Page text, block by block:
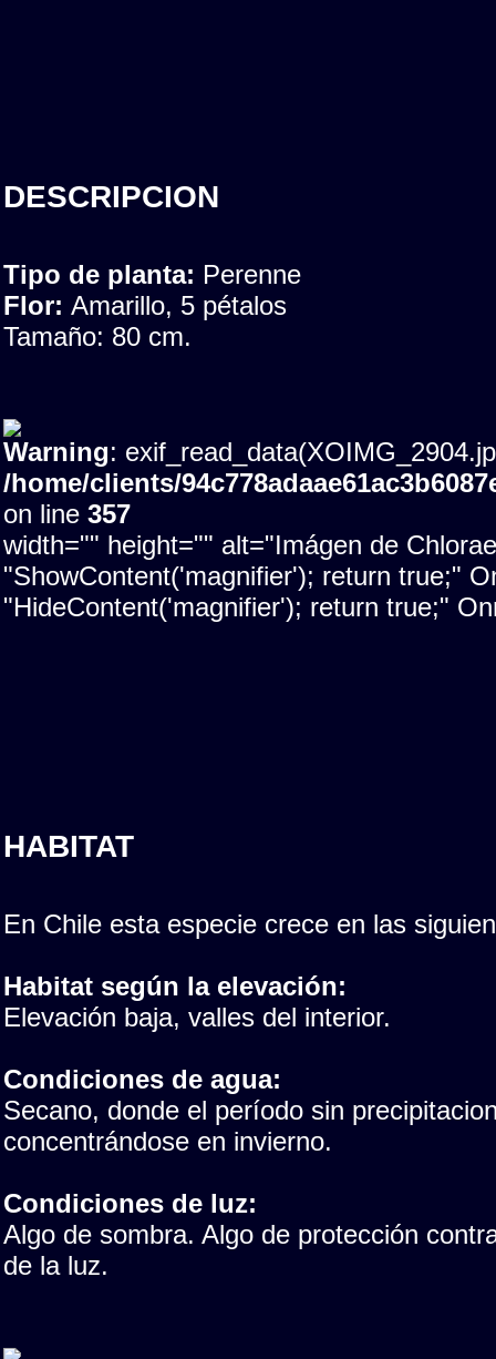
DESCRIPCION
Tipo de planta: Perenne
Flor: Amarillo, 5 pétalos
Tamaño: 80 cm.
Warning:
/home/clients/
on line 357
width="" height="" alt="Imágen de
"ShowContent('magnifier'); return true;"
"HideContent('magnifier'); return true;"
HABITAT
En Chile esta especie crece en las
Habitat según la elevación:
Elevación baja, valles del interior.
Condiciones de agua:
Secano, donde el período sin
concentrándose en invierno.
Condiciones de luz:
Algo de sombra. Algo de protección
de la luz.